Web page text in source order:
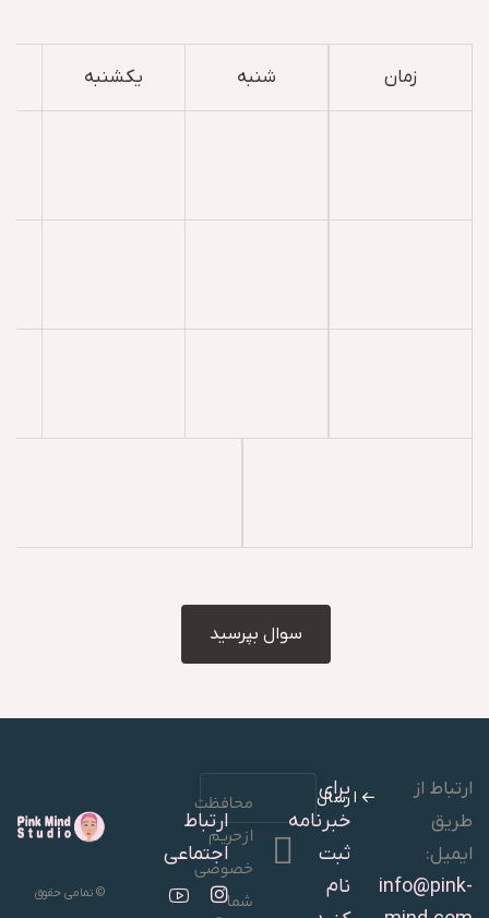
زمان شنبه یکشنبه
سوال بپرسید
© تمامی حقوق
ارتباط از
طریق
ایمیل:
info@pink-
برای
خبرنامه
ثبت
نام
ارسال
محافظت
از حریم
خصوصی
شما
ارتباط
اجتماعی